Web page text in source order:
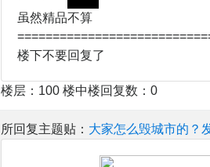
虽然精品不算
楼下不要回复了
楼层：100 楼中楼回复数：0
所回复主题贴： 大家怎么毁城市的？